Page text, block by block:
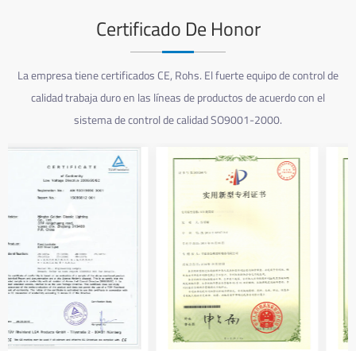
Certificado De Honor
La empresa tiene certificados CE, Rohs. El fuerte equipo de control de
calidad trabaja duro en las líneas de productos de acuerdo con el
sistema de control de calidad SO9001-2000.